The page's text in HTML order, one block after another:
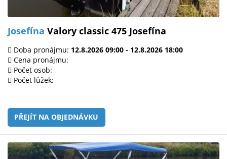
Josefína Valory classic 475 Josefína
Doba pronájmu: 12.8.2026 09:00 - 12.8.2026 18:00
Cena pronájmu:
Počet osob:
Počet lůžek:
PŘEJÍT NA OBJEDNÁVKU